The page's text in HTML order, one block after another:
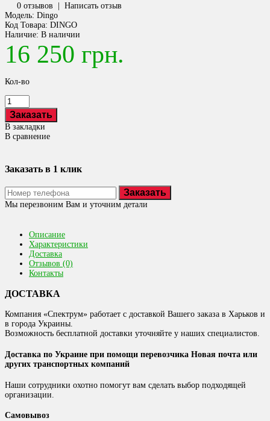
0 отзывов
Написать отзыв
Модель: Dingo
Код Товара: DINGO
Наличие: В наличии
16 250 грн.
Кол-во
В закладки
В сравнение
Заказать в 1 клик
Заказать
Мы перезвоним Вам и уточним детали
Описание
Характеристики
Доставка
Отзывов (0)
Контакты
ДОСТАВКА
Компания «Спектрум» работает с доставкой Вашего заказа в Харьков и
в города Украины.
Возможность бесплатной доставки уточняйте у наших специалистов.
Доставка по Украине при помощи перевозчика Новая почта или
других транспортных компаний
Наши сотрудники охотно помогут вам сделать выбор подходящей
организации.
Самовывоз